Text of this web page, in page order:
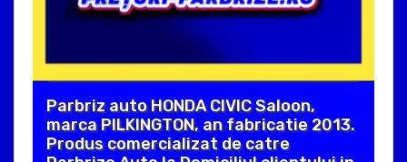
Parbriz auto HONDA CIVIC Saloon,
marca PILKINGTON, an fabricatie 2013.
Produs comercializat de catre